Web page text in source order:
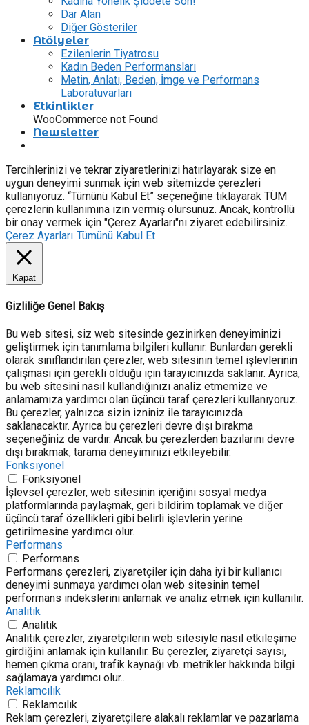
Dar Alan
Diğer Gösteriler
Atölyeler
Ezilenlerin Tiyatrosu
Kadın Beden Performansları
Metin, Anlatı, Beden, İmge ve Performans
Laboratuvarları
Etkinlikler
WooCommerce not Found
Newsletter
Tercihlerinizi ve tekrar ziyaretlerinizi hatırlayarak size en
uygun deneyimi sunmak için web sitemizde çerezleri
kullanıyoruz. “Tümünü Kabul Et” seçeneğine tıklayarak TÜM
çerezlerin kullanımına izin vermiş olursunuz. Ancak, kontrollü
bir onay vermek için "Çerez Ayarları"nı ziyaret edebilirsiniz.
Çerez Ayarları Tümünü Kabul Et
Kapat
Gizliliğe Genel Bakış
Bu web sitesi, siz web sitesinde gezinirken deneyiminizi
geliştirmek için tanımlama bilgileri kullanır. Bunlardan gerekli
olarak sınıflandırılan çerezler, web sitesinin temel işlevlerinin
çalışması için gerekli olduğu için tarayıcınızda saklanır. Ayrıca,
bu web sitesini nasıl kullandığınızı analiz etmemize ve
anlamamıza yardımcı olan üçüncü taraf çerezleri kullanıyoruz.
Bu çerezler, yalnızca sizin izniniz ile tarayıcınızda
saklanacaktır. Ayrıca bu çerezleri devre dışı bırakma
seçeneğiniz de vardır. Ancak bu çerezlerden bazılarını devre
dışı bırakmak, tarama deneyiminizi etkileyebilir.
Fonksiyonel
Fonksiyonel
İşlevsel çerezler, web sitesinin içeriğini sosyal medya
platformlarında paylaşmak, geri bildirim toplamak ve diğer
üçüncü taraf özellikleri gibi belirli işlevlerin yerine
getirilmesine yardımcı olur.
Performans
Performans
Performans çerezleri, ziyaretçiler için daha iyi bir kullanıcı
deneyimi sunmaya yardımcı olan web sitesinin temel
performans indekslerini anlamak ve analiz etmek için kullanılır.
Analitik
Analitik
Analitik çerezler, ziyaretçilerin web sitesiyle nasıl etkileşime
girdiğini anlamak için kullanılır. Bu çerezler, ziyaretçi sayısı,
hemen çıkma oranı, trafik kaynağı vb. metrikler hakkında bilgi
sağlamaya yardımcı olur..
Reklamcılık
Reklamcılık
Reklam çerezleri, ziyaretçilere alakalı reklamlar ve pazarlama